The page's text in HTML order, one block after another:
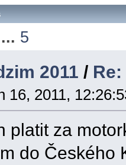
... 5
2011 /
16, 2011,
platit za
do Českého